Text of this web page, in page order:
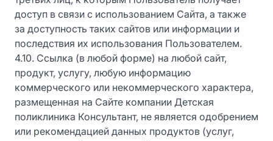
доступ в связи с использованием Сайта, а также
за доступность таких сайтов или информации и
последствия их использования Пользователем.
4.10. Ссылка (в любой форме) на любой сайт,
продукт, услугу, любую информацию
коммерческого или некоммерческого характера,
размещенная на Сайте компании Детская
поликлиника Консультант, не является одобрением
или рекомендацией данных продуктов (услуг,